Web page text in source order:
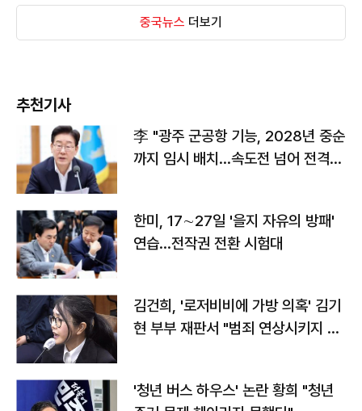
중국뉴스 더보기
추천기사
李 "광주 군공항 기능, 2028년 중순
까지 임시 배치…속도전 넘어 전격
한미, 17∼27일 '을지 자유의 방패'
연습…전작권 전환 시험대
김건희, '로저비비에 가방 의혹' 김기
현 부부 재판서 "범죄 연상시키지 말
'청년 버스 하우스' 논란 황희 "청년